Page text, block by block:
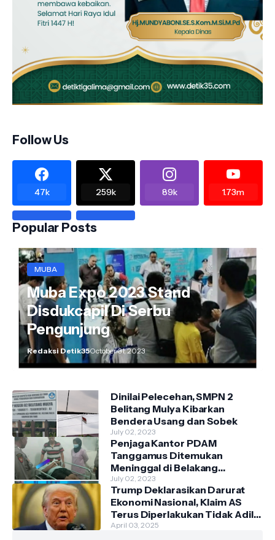
Follow Us
47k 259k 89k 1.73m
Popular Posts
MUBA
Muba Expo 2023 Stand
Disdukcapil Di Serbu
Pengunjung
Redaksi Detik35October 31, 2023
Dinilai Pelecehan, SMPN 2
Belitang Mulya Kibarkan
Bendera Usang dan Sobek
July 02, 2023
Penjaga Kantor PDAM
Tanggamus Ditemukan
Meninggal di Belakang
Kantornya.
July 02, 2023
Trump Deklarasikan Darurat
Ekonomi Nasional, Klaim AS
Terus Diperlakukan Tidak Adil
oleh Negara Asing"
April 03, 2025